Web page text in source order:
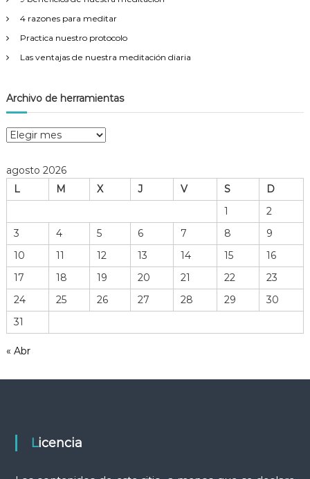
4 razones para meditar
Practica nuestro protocolo
Las ventajas de nuestra meditación diaria
Archivo de herramientas
A
h
o
e
h
r
m
i
n
agosto 2026
L
M X J V S
D
1
2
3
4 5 6 7 8
9
10
11 12 13 14 15
16
17
18 19 20 21 22
23
24
25 26 27 28 29
30
31
« Abr
Licencia